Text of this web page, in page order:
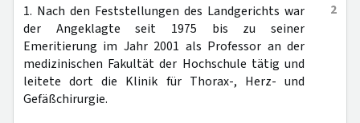
2
1. Nach den Feststellungen des Landgerichts war
der Angeklagte seit 1975 bis zu seiner
Emeritierung im Jahr 2001 als Professor an der
medizinischen Fakultät der Hochschule tätig und
leitete dort die Klinik für Thorax-, Herz- und
Gefäßchirurgie.